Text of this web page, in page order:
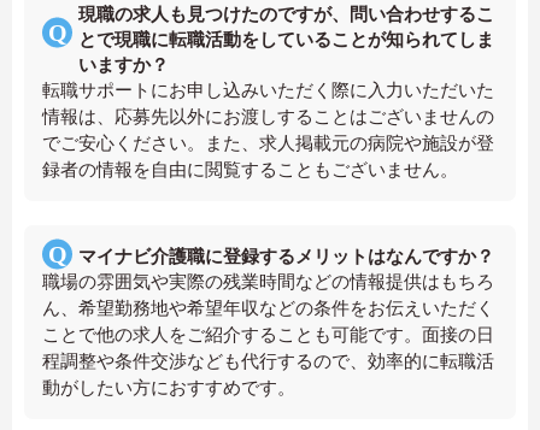
現職の求人も見つけたのですが、問い合わせするこ
とで現職に転職活動をしていることが知られてしま
いますか？
転職サポートにお申し込みいただく際に入力いただいた
情報は、応募先以外にお渡しすることはございませんの
でご安心ください。また、求人掲載元の病院や施設が登
録者の情報を自由に閲覧することもございません。
マイナビ介護職に登録するメリットはなんですか？
職場の雰囲気や実際の残業時間などの情報提供はもちろ
ん、希望勤務地や希望年収などの条件をお伝えいただく
ことで他の求人をご紹介することも可能です。面接の日
程調整や条件交渉なども代行するので、効率的に転職活
動がしたい方におすすめです。